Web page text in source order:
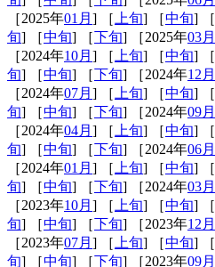
［2025年01月 ] ［ 上旬] ［中旬] ［
旬] ［中旬] ［下旬] ［2025年03月
［2024年10月 ] ［ 上旬] ［中旬] ［
旬] ［中旬] ［下旬] ［2024年12月
［2024年07月 ] ［ 上旬] ［中旬] ［
旬] ［中旬] ［下旬] ［2024年09月
［2024年04月 ] ［ 上旬] ［中旬] ［
旬] ［中旬] ［下旬] ［2024年06月
［2024年01月 ] ［ 上旬] ［中旬] ［
旬] ［中旬] ［下旬] ［2024年03月
［2023年10月 ] ［ 上旬] ［中旬] ［
旬] ［中旬] ［下旬] ［2023年12月
［2023年07月 ] ［ 上旬] ［中旬] ［
旬] ［中旬] ［下旬] ［2023年09月